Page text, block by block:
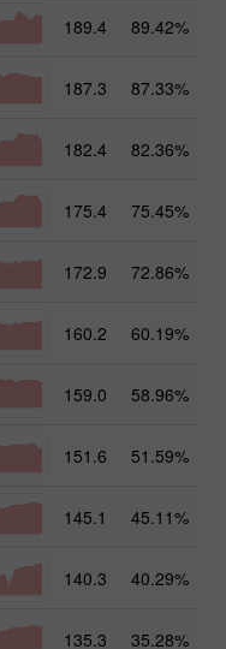
189.4 89.42%
187.3 87.33%
182.4 82.36%
175.4 75.45%
172.9 72.86%
160.2 60.19%
159.0 58.96%
151.6 51.59%
145.1 45.11%
140.3 40.29%
135.3 35.28%